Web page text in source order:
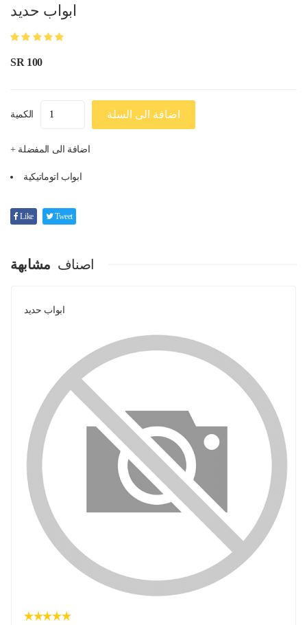
ابواب حديد
SR 100
الكمية اضافة الى السلة
+ اضافة الى المفضلة
ابواب اتوماتيكية
Like Tweet
اصناف مشابهة
ابواب حديد